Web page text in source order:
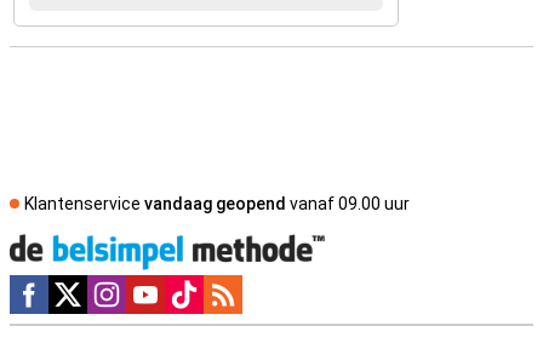
Klantenservice vandaag geopend vanaf 09.00 uur
Social media